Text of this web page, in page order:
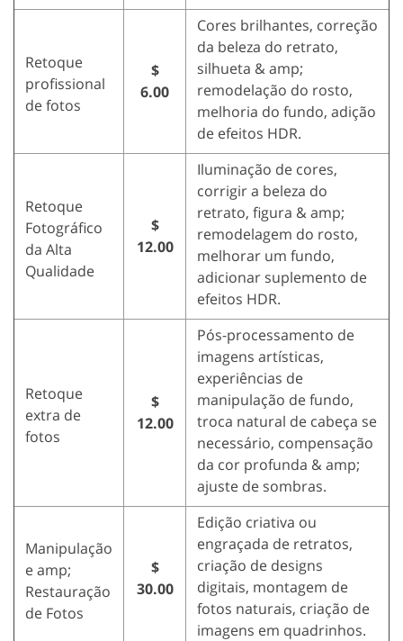
Retoque
profissional
de fotos
$
6.00
Cores brilhantes, correção
da beleza do retrato,
silhueta & amp;
remodelação do rosto,
melhoria do fundo, adição
de efeitos HDR.
Retoque
Fotográfico
da Alta
Qualidade
$
12.00
Iluminação de cores,
corrigir a beleza do
retrato, figura & amp;
remodelagem do rosto,
melhorar um fundo,
adicionar suplemento de
efeitos HDR.
Retoque
extra de
fotos
$
12.00
Pós-processamento de
imagens artísticas,
experiências de
manipulação de fundo,
troca natural de cabeça se
necessário, compensação
da cor profunda & amp;
ajuste de sombras.
Manipulação
e amp;
Restauração
de Fotos
$
30.00
Edição criativa ou
engraçada de retratos,
criação de designs
digitais, montagem de
fotos naturais, criação de
imagens em quadrinhos.